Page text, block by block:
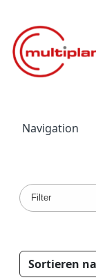
Navigation
Filter